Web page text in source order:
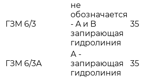
ГЗМ 6/3
не
обозначается
- A и B
запирающая
гидролиния
35
ГЗМ 6/3А
А -
запирающая
гидролиния
35